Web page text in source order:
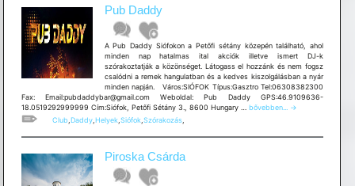
Pub Daddy
A Pub Daddy Siófokon a Petőfi sétány közepén található, ahol
minden nap hatalmas ital akciók illetve ismert DJ-k
szórakoztatják a közönséget. Látogass el hozzánk és nem fogsz
csalódni a remek hangulatban és a kedves kiszolgálásban a nyár
minden napján. Város:SIÓFOK Típus:Gasztro Tel:06308382300
Fax: Email:pubdaddybar@gmail.com Weboldal: Pub Daddy GPS:46.9109636-
18.0519292999999 Cím:Siófok, Petőfi Sétány 3., 8600 Hungary … Pub
bővebben...
→
Club,Daddy,Helyek,Siófok,Szórakozás,
Piroska Csárda